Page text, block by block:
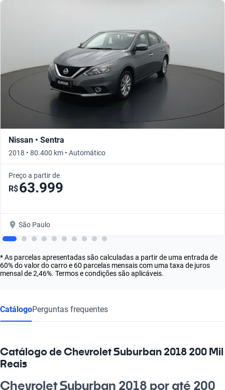
Nissan • Sentra
2018 • 80.400 km • Automático
Preço a partir de
R$63.999
São Paulo
* As parcelas apresentadas são calculadas a partir de uma entrada de
60% do valor do carro e 60 parcelas mensais com uma taxa de juros
mensal de 2,46%. Termos e condições são aplicáveis.
CatálogoPerguntas frequentes
Catálogo de Chevrolet Suburban 2018 200 Mil
Reais
Chevrolet Suburban 2018 por até 200